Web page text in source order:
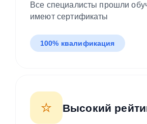
Все специалисты прошли
имеют сертификаты
100% квалификация
⭐ Высокий